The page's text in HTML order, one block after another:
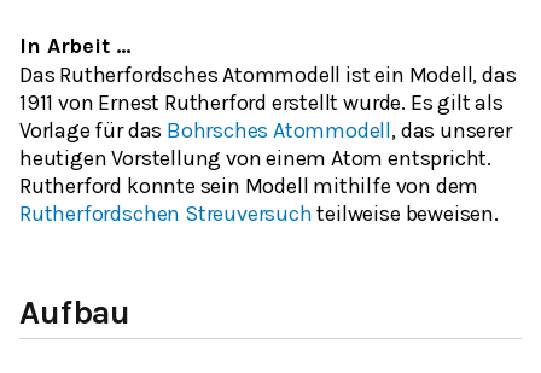
In Arbeit …
Das Rutherfordsches Atommodell ist ein Modell, das
1911 von Ernest Rutherford erstellt wurde. Es gilt als
Vorlage für das Bohrsches Atommodell, das unserer
heutigen Vorstellung von einem Atom entspricht.
Rutherford konnte sein Modell mithilfe von dem
Rutherfordschen Streuversuchteilweise beweisen.
Aufbau